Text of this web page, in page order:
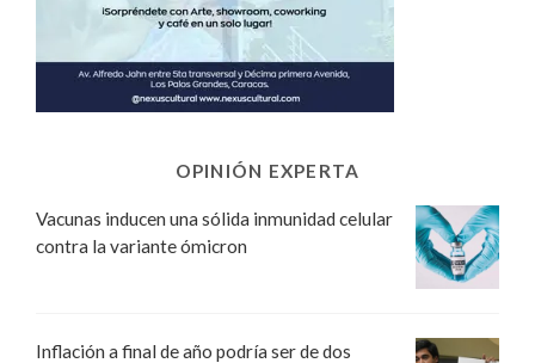
OPINIÓN EXPERTA
Vacunas inducen una sólida inmunidad celular
contra la variante ómicron
Inflación a final de año podría ser de dos